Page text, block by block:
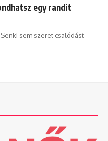
egy randit
sem szeret csalódást